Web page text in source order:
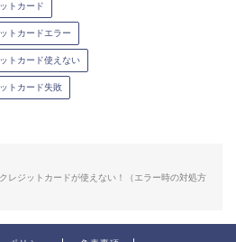
トカード
トカードエラー
トカード使えない
トカード失敗
レジットカードが使えない！（エラー時の対処方